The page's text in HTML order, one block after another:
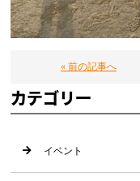
« 前の記事へ
カテゴリー
イベント